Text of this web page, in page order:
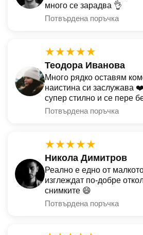
много се зарадва 👌
Потвърдена поръчка
★★★★★
Теодора Иванова
Много рядко оставям
наистина си заслужава
супер стилно и се пере
Потвърдена поръчка
★★★★★
Никола Димитров
Реално е едно от
изглеждат по-добре
снимките 😄
Потвърдена поръчка